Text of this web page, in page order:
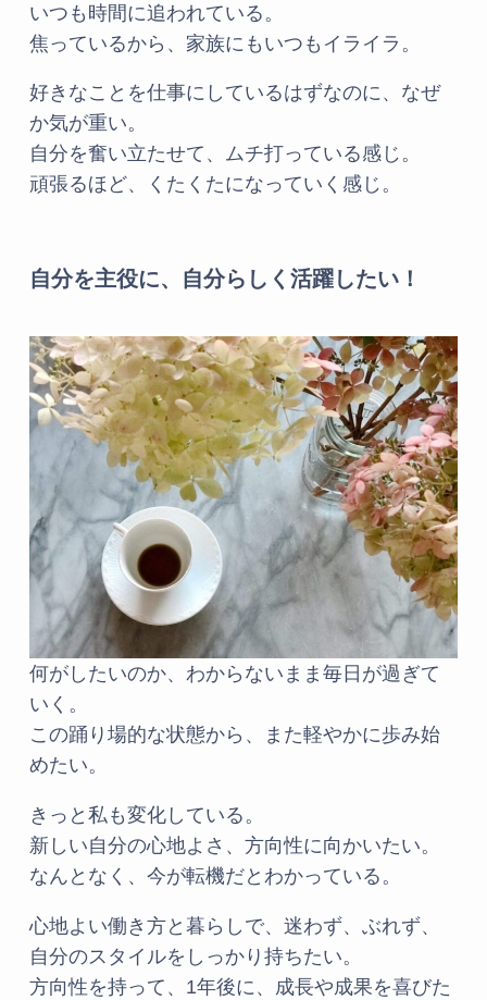
いつも時間に追われている。
焦っているから、家族にもいつもイライラ。
好きなことを仕事にしているはずなのに、なぜ
か気が重い。
自分を奮い立たせて、ムチ打っている感じ。
頑張るほど、くたくたになっていく感じ。
自分を主役に、自分らしく活躍したい！
何がしたいのか、わからないまま毎日が過ぎて
いく。
この踊り場的な状態から、また軽やかに歩み始
めたい。
きっと私も変化している。
新しい自分の心地よさ、方向性に向かいたい。
なんとなく、今が転機だとわかっている。
心地よい働き方と暮らしで、迷わず、ぶれず、
自分のスタイルをしっかり持ちたい。
方向性を持って、1年後に、成長や成果を喜びた